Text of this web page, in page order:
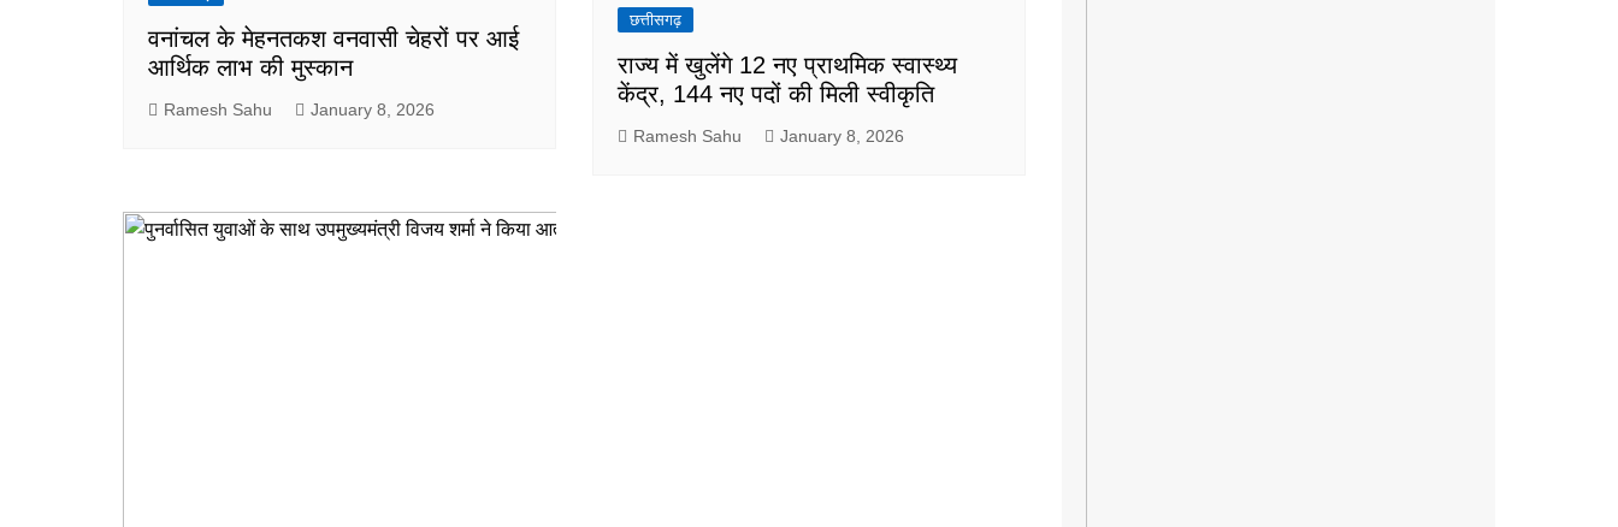
वनांचल के मेहनतकश वनवासी चेहरों पर आई
आर्थिक लाभ की मुस्कान
Ramesh Sahu January 8, 2026
छत्तीसगढ़
राज्य में खुलेंगे 12 नए प्राथमिक स्वास्थ्य
केंद्र, 144 नए पदों की मिली स्वीकृति
Ramesh Sahu January 8, 2026